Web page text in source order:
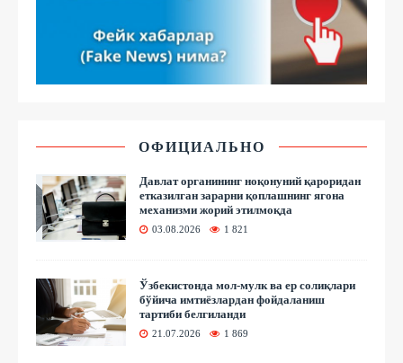
ОФИЦИАЛЬНО
Давлат органининг ноқонуний қароридан
етказилган зарарни қоплашнинг ягона
механизми жорий этилмоқда
03.08.2026 1 821
Ўзбекистонда мол-мулк ва ер солиқлари
бўйича имтиёзлардан фойдаланиш
тартиби белгиланди
21.07.2026 1 869